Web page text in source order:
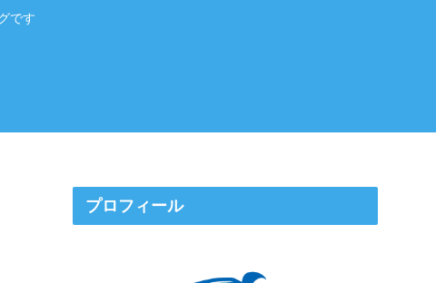
です
プロフィール